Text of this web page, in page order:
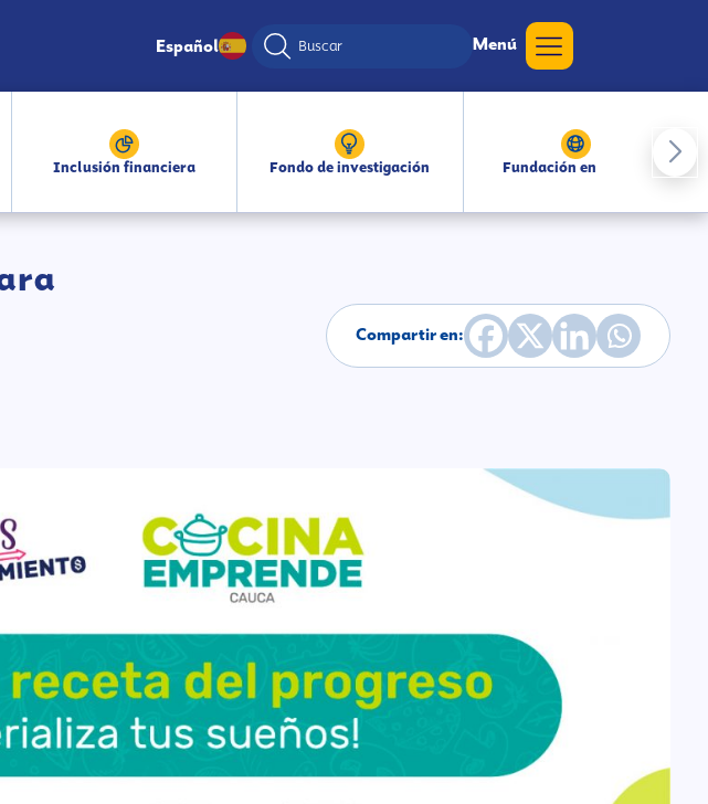
Español Menú
Inclusión financiera Fondo de investigación Fundación en medios
Compartir en: